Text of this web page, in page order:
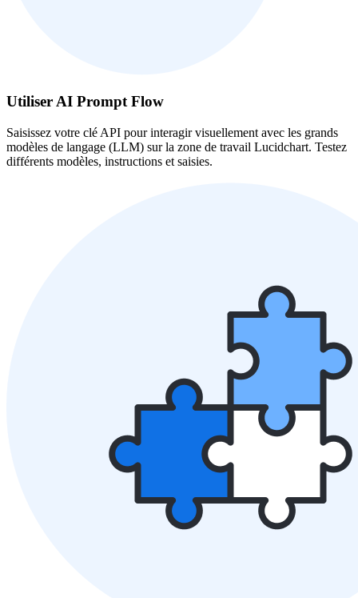
Utiliser AI Prompt Flow
Saisissez votre clé API pour interagir visuellement avec les grands
modèles de langage (LLM) sur la zone de travail Lucidchart. Testez
différents modèles, instructions et saisies.